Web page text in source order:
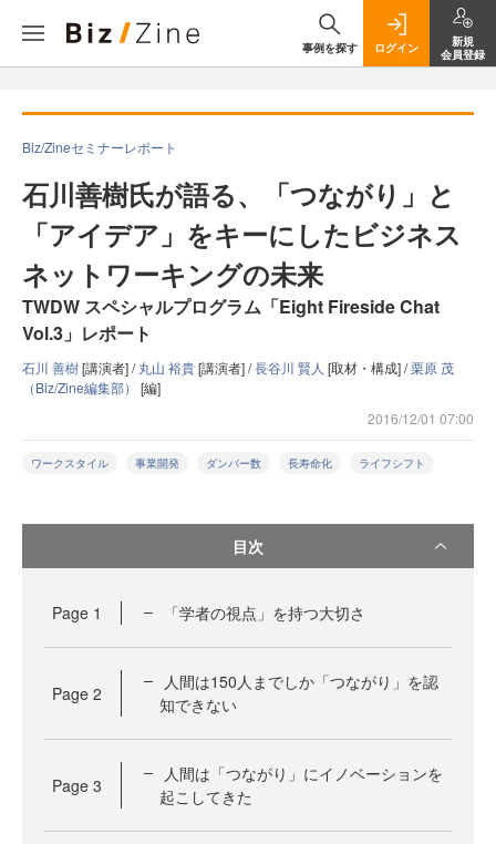
事例を探す ログイン
新規
会員登録
Biz/Zineセミナーレポート
石川善樹氏が語る、「つながり」と
「アイデア」をキーにしたビジネス
ネットワーキングの未来
TWDW スペシャルプログラム「Eight Fireside Chat
Vol.3」レポート
石川 善樹[講演者] /丸山 裕貴[講演者] /長谷川 賢人 [取材・構成] /栗原 茂
（Biz/Zine編集部） [編]
2016/12/01 07:00
ワークスタイル 事業開発 ダンバー数 長寿命化 ライフシフト
目次
Page 1 「学者の視点」を持つ大切さ
Page 2
人間は150人までしか「つながり」を認
知できない
Page 3
人間は「つながり」にイノベーションを
起こしてきた